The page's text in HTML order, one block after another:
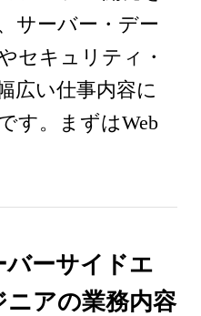
サーバー・デー
セキュリティ・
広い仕事内容に
す。まずはWeb
バーサイドエ
ニアの業務内容